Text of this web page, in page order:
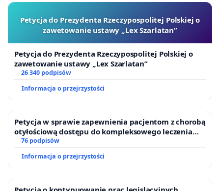
Petycja do Prezydenta Rzeczypospolitej Polskiej o
zawetowanie ustawy „Lex Szarlatan”
Petycja do Prezydenta Rzeczypospolitej Polskiej o
zawetowanie ustawy „Lex Szarlatan”
26 340 podpisów
Informacja o przejrzystości
Petycja w sprawie zapewnienia pacjentom z chorobą
otyłościową dostępu do kompleksowego leczenia
oraz programów profilaktycznych.
76 podpisów
Informacja o przejrzystości